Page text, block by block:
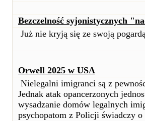
Bezczelność syjonistycznych
Już nie kryją się ze swoją
Orwell 2025 w USA
Nielegalni imigranci są z
Jednak atak opancerzonych
wysadzanie domów legalnych
psychopatom z Policji świadczy o